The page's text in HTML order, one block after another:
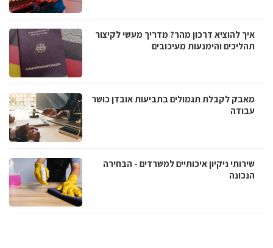
איך להוציא דרכון מהר? מדריך מעשי לקיצור
תהליכים והימנעות מעיכובים
מאבק לקבלת תגמולים בתביעות אובדן כושר
עבודה
שירותי ניקיון איכותיים למשרדים - הבחירה
הנכונה